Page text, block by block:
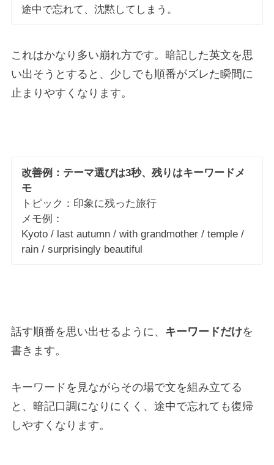
途中で忘れて、沈黙してしまう。
これはかなり多い崩れ方です。暗記した英文を思
い出そうとすると、少しでも順番がズレた瞬間に
止まりやすくなります。
改善例：テーマ選びは3秒、残りはキーワードメ
モ
トピック：印象に残った旅行
メモ例：
Kyoto / last autumn / with grandmother / temple /
rain / surprisingly beautiful
話す順番を思い出せるように、 キーワードだけを
書きます。
キーワードを見ながらその場で文を組み立てる
と、暗記口調になりにくく、途中で忘れても復帰
しやすくなります。